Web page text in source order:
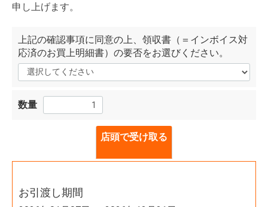
申し上げます。
上記の確認事項に同意の上、領収書（＝インボイス対
応済のお買上明細書）の要否をお選びください。
数量
店頭で受け取る
お引渡し期間